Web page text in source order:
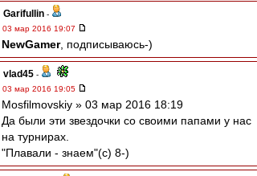
Garifullin -
03 мар 2016 19:07
NewGamer, подписываюсь-)
vlad45 -
03 мар 2016 19:05
Mosfilmovskiy » 03 мар 2016 18:19
Да были эти звездочки со своими папами у нас
на турнирах.
"Плавали - знаем"(с) 8-)